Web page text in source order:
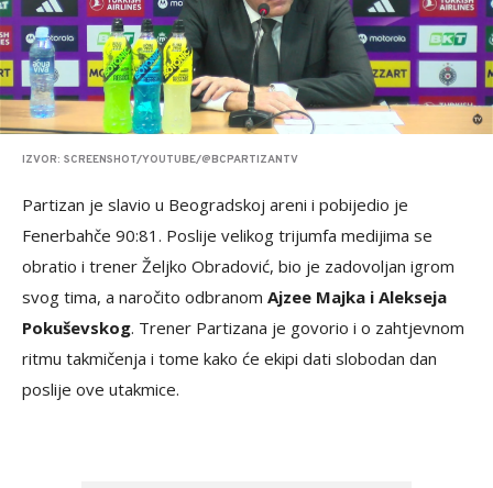
IZVOR: SCREENSHOT/YOUTUBE/@BCPARTIZANTV
Partizan je slavio u Beogradskoj areni i pobijedio je
Fenerbahče 90:81. Poslije velikog trijumfa medijima se
obratio i trener Željko Obradović, bio je zadovoljan igrom
svog tima, a naročito odbranom Ajzee Majka i Alekseja
Pokuševskog. Trener Partizana je govorio i o zahtjevnom
ritmu takmičenja i tome kako će ekipi dati slobodan dan
poslije ove utakmice.